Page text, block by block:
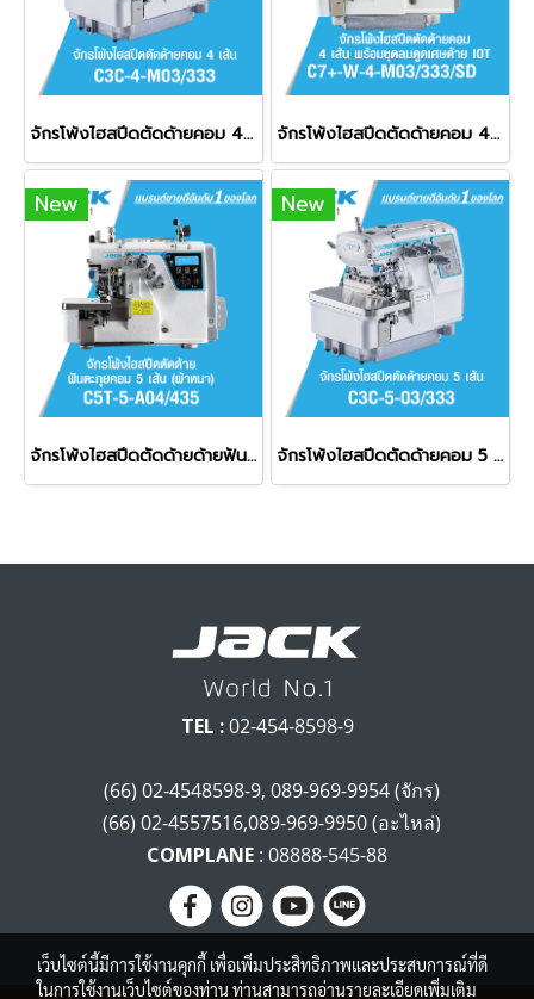
จักรโพ้งไฮสปีดตัดด้ายคอม 4 เส้น JACK รุ่น C3C-4-M03/333 จักรโพ้งไฮสปีดตัดด้ายคอม 4 เส้น พร้อมชุดลมดูดเศษด้าย IOT JACK รุ่น C7+-W-4-M03/333/SD
New
จักรโพ้งไฮสปีดตัดด้ายด้ายฟันตะกุยคอม 5 เส้น (ผ้าหนา) JACK รุ่น C5T-5-A04/435
New
จักรโพ้งไฮสปีดตัดด้ายคอม 5 เส้น JACK รุ่น C3C-5-03/333
TEL :02-454-8598-9
(66) 02-4548598-9, 089-969-9954 (จักร)
(66) 02-4557516,089-969-9950 (อะไหล่)
COMPLANE : 08888-545-88
เว็บไซต์นี้มีการใช้งานคุกกี้ เพื่อเพิ่มประสิทธิภาพและประสบการณ์ที่ดี
ในการใช้งานเว็บไซต์ของท่าน ท่านสามารถอ่านรายละเอียดเพิ่มเติม